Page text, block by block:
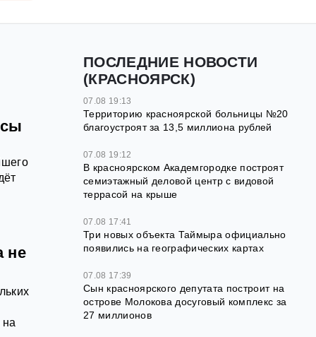
не
ПОСЛЕДНИЕ НОВОСТИ
(КРАСНОЯРСК)
07.08 19:13
Территорию красноярской больницы №20
благоустроят за 13,5 миллиона рублей
07.08 19:12
В красноярском Академгородке построят
семиэтажный деловой центр с видовой
террасой на крыше
07.08 17:41
Три новых объекта Таймыра официально
появились на географических картах
07.08 17:39
Сын красноярского депутата построит на
острове Молокова досуговый комплекс за
27 миллионов